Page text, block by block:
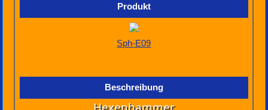
Sph-E09
Hexenhammer